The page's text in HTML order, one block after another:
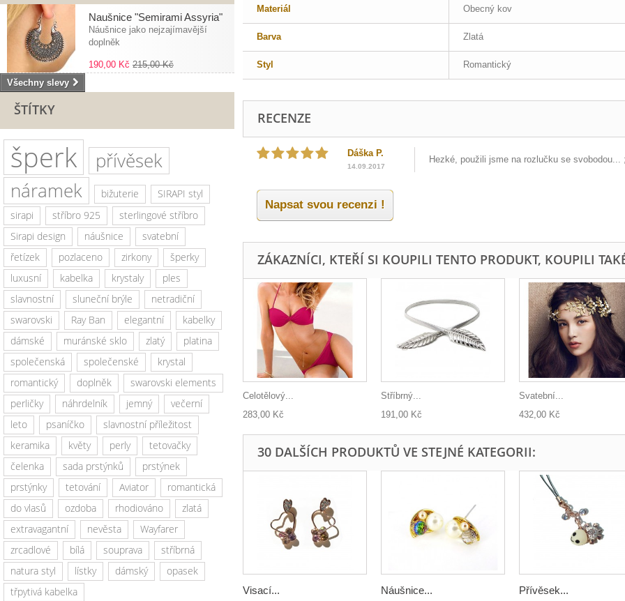
Naušnice "Semirami Assyria"
Náušnice jako nejzajímavější
doplněk
190,00 Kč 215,00 Kč
Všechny slevy
ŠTÍTKY
šperk
přívěsek
náramek
bižuterie
SIRAPI styl
sirapi
stříbro 925
sterlingové stříbro
Sirapi design
náušnice
svatební
řetízek
pozlaceno zirkony
šperky
luxusní
kabelka krystaly
ples
slavnostní
sluneční brýle
netradiční
swarovski
Ray Ban elegantní
kabelky
dámské
muránské sklo zlatý
platina
společenská
společenské
krystal
romantický
doplněk
swarovski elements
perličky
náhrdelník jemný
večerní
leto
psaníčko
slavnostní příležitost
keramika
květy perly
tetovačky
čelenka
sada prstýnků
prstýnek
prstýnky
tetování Aviator
romantická
do vlasů
ozdoba rhodiováno
zlatá
extravagantní
nevěsta
Wayfarer
zrcadlové
bílá souprava
stříbrná
natura styl
lístky dámský
opasek
třpytivá kabelka
Materiál Obecný kov
Barva Zlatá
Styl Romantický
RECENZE
Dáška P.
14.09.2017
Hezké, použili jsme na rozlučku se svobodou...
Napsat svou recenzi !
ZÁKAZNÍCI, KTEŘÍ SI KOUPILI TENTO PRODUKT, KOUPILI
Celotělový...
283,00 Kč
Stříbrný...
191,00 Kč
Svatební...
432,00 Kč
30 DALŠÍCH PRODUKTŮ VE STEJNÉ KATEGORII:
Visací... Náušnice... Přívěsek...